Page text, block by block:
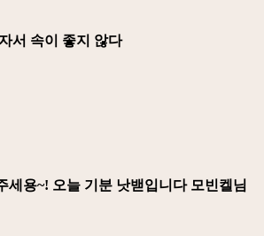
서 속이 좋지 않다
세용~! 오늘 기분 낫밷입니다 모빈켈님